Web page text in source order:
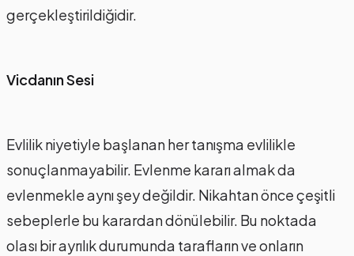
gerçekleştirildiğidir.
Vicdanın Sesi
Evlilik niyetiyle başlanan her tanışma evlilikle
sonuçlanmayabilir. Evlenme kararı almak da
evlenmekle aynı şey değildir. Nikahtan önce çeşitli
sebeplerle bu karardan dönülebilir. Bu noktada
olası bir ayrılık durumunda tarafların ve onların